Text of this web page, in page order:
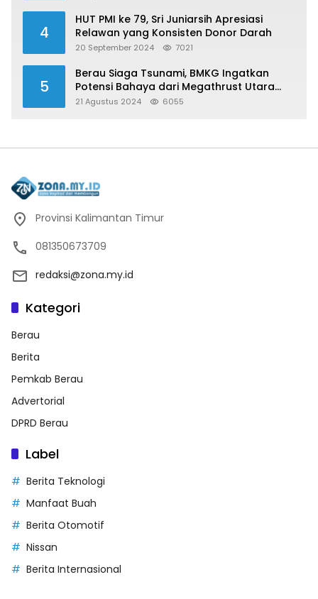
4
HUT PMI ke 79, Sri Juniarsih Apresiasi
Relawan yang Konsisten Donor Darah
20 September 2024 7021
5
Berau Siaga Tsunami, BMKG Ingatkan
Potensi Bahaya dari Megathrust Utara
Sulawesi
21 Agustus 2024 6055
Provinsi Kalimantan Timur
081350673709
redaksi@zona.my.id
Kategori
Berau
Berita
Pemkab Berau
Advertorial
DPRD Berau
Label
Berita Teknologi
Manfaat Buah
Berita Otomotif
Nissan
Berita Internasional